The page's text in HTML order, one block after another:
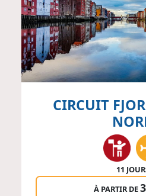
CIRCUIT
11
À PARTIR DE